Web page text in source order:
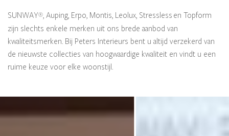
SUNWAY®, Auping, Erpo, Montis, Leolux, Stressless en Topform
zijn slechts enkele merken uit ons brede aanbod van
kwaliteitsmerken. Bij Peters Interieurs bent u altijd verzekerd van
de nieuwste collecties van hoogwaardige kwaliteit en vindt u een
ruime keuze voor elke woonstijl.